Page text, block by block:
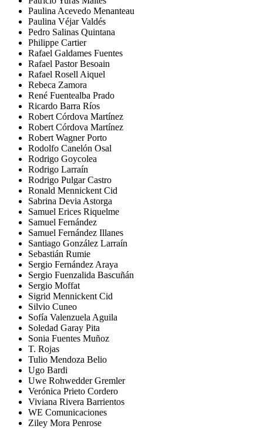
Paulina Acevedo Menanteau
Paulina Véjar Valdés
Pedro Salinas Quintana
Philippe Cartier
Rafael Galdames Fuentes
Rafael Pastor Besoain
Rafael Rosell Aiquel
Rebeca Zamora
René Fuentealba Prado
Ricardo Barra Ríos
Robert Córdova Martínez
Robert Córdova Martínez
Robert Wagner Porto
Rodolfo Canelón Osal
Rodrigo Goycolea
Rodrigo Larraín
Rodrigo Pulgar Castro
Ronald Mennickent Cid
Sabrina Devia Astorga
Samuel Erices Riquelme
Samuel Fernández
Samuel Fernández Illanes
Santiago González Larraín
Sebastián Rumie
Sergio Fernández Araya
Sergio Fuenzalida Bascuñán
Sergio Moffat
Sigrid Mennickent Cid
Silvio Cuneo
Sofía Valenzuela Aguila
Soledad Garay Pita
Sonia Fuentes Muñoz
T. Rojas
Tulio Mendoza Belio
Ugo Bardi
Uwe Rohwedder Gremler
Verónica Prieto Cordero
Viviana Rivera Barrientos
WE Comunicaciones
Ziley Mora Penrose